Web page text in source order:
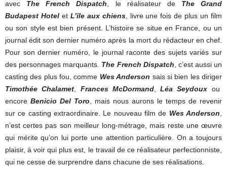
avec The French Dispatch, le réalisateur de The Grand
Budapest Hotelet L’île aux chiens, livre une fois de plus un film
ou son style est bien présent. L’histoire se situe en France, ou un
journal édit son dernier numéro après la mort du rédacteur en chef.
Pour son dernier numéro, le journal raconte des sujets variés sur
des personnages marquants. The French Dispatch, c’est aussi un
casting des plus fou, comme Wes Anderson sais si bien les diriger
Timothée Chalamet, Frances McDormand,Léa Seydoux ou
encore Benicio Del Toro, mais nous aurons le temps de revenir
sur ce casting extraordinaire. Le nouveau film de Wes Anderson,
n’est certes pas son meilleur long-métrage, mais reste une œuvre
qui mérite qu’on lui porte une attention particulière. On a toujours
plaisir, à voir qui plus est, le travail de ce réalisateur perfectionniste,
qui ne cesse de surprendre dans chacune de ses réalisations.